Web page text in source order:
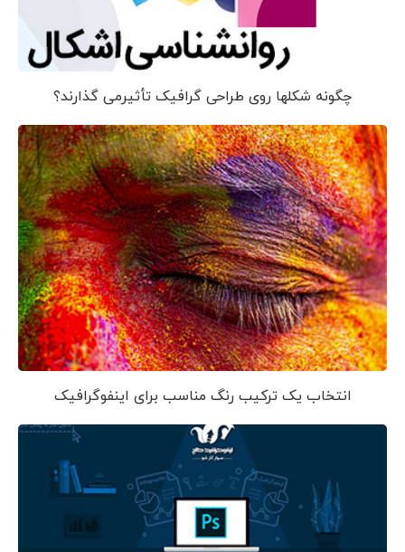
چگونه شکلها روی طراحی گرافیک تأثیرمی گذارند؟
انتخاب یک ترکیب رنگ مناسب برای اینفوگرافیک